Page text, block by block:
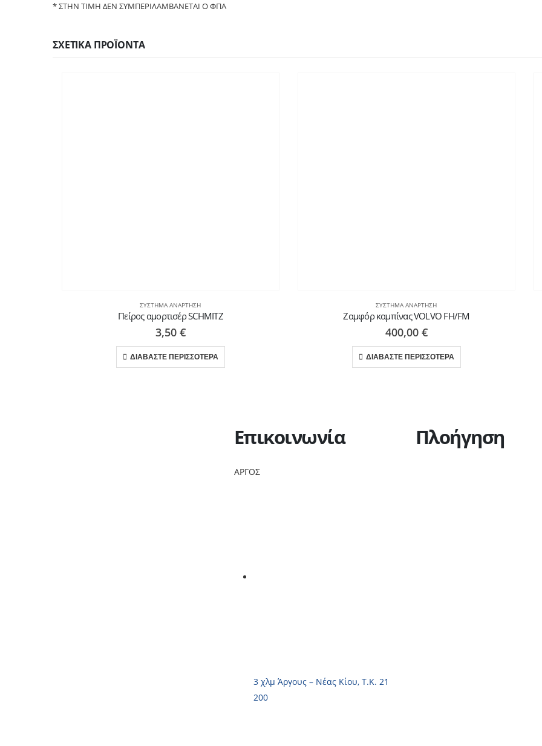
* ΣΤΗΝ ΤΙΜΗ ΔΕΝ ΣΥΜΠΕΡΙΛΑΜΒΑΝΕΤΑΙ Ο ΦΠΑ
ΣΧΕΤΙΚΆ ΠΡΟΪΌΝΤΑ
ΣΎΣΤΗΜΑ ΑΝΆΡΤΗΣΗ
Πείρος αμορτισέρ SCHMITZ
3,50 €
ΔΙΑΒΑΣΤΕ ΠΕΡΙΣΣΟΤΕΡΑ
ΣΎΣΤΗΜΑ ΑΝΆΡΤΗΣΗ
Ζαμφόρ καμπίνας VOLVO FH/FM
400,00 €
ΔΙΑΒΑΣΤΕ ΠΕΡΙΣΣΟΤΕΡΑ
Επικοινωνία
ΑΡΓΟΣ
3 χλμ Άργους – Νέας Κίου, Τ.Κ. 21
200
Πλοήγηση